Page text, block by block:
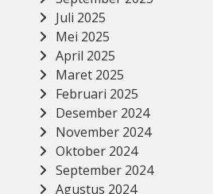
Juli 2025
Mei 2025
April 2025
Maret 2025
Februari 2025
Desember 2024
November 2024
Oktober 2024
September 2024
Agustus 2024